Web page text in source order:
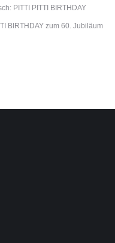
PITTI PITTI BIRTHDAY
BIRTHDAY zum 60. Jubiläum